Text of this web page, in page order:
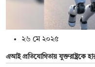
২৬ মে ২০২৫
এআই প্রতিযোগিতায় যুক্তরাষ্ট্রকে